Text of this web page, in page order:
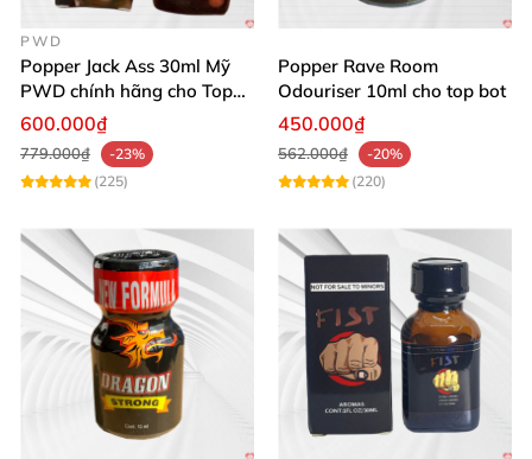
PWD
Popper Jack Ass 30ml Mỹ
PWD chính hãng cho Top
Bot
600.000₫
779.000₫
-23%
(225)
Popper Rave Room
Odouriser 10ml cho top bot
450.000₫
562.000₫
-20%
(220)